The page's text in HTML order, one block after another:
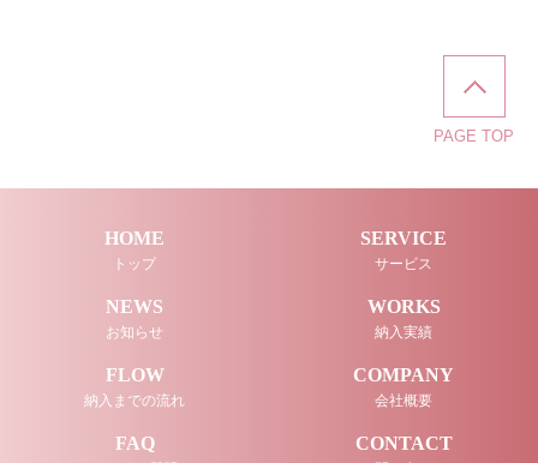
PAGE TOP
HOME
トップ
SERVICE
サービス
NEWS
お知らせ
WORKS
納入実績
FLOW
納入までの流れ
COMPANY
会社概要
FAQ CONTACT